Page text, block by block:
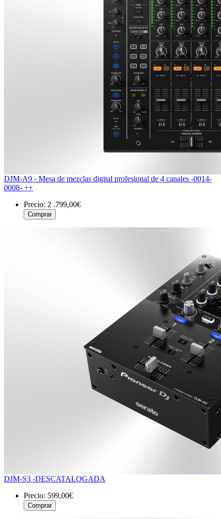
DJM-A9 - Mesa de mezclas digital profesional de 4 canales -0014-
0008- ++
Precio: 2 .799,00€
DJM-S3 -DESCATALOGADA
Precio: 599,00€